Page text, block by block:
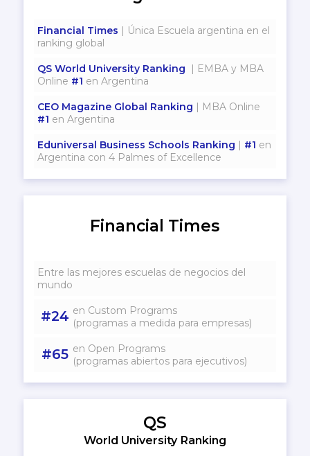
Financial Times | Única Escuela argentina en el
ranking global
QS World University Ranking
| EMBA y MBA
Online #1 en Argentina
CEO Magazine Global Ranking | MBA Online
#1 en Argentina
Eduniversal Business Schools Ranking | #1 en
Argentina con 4 Palmes of Excellence
Financial Times
Entre las mejores escuelas de negocios del
mundo
#24 en Custom Programs
(programas a medida para empresas)
#65 en Open Programs
(programas abiertos para ejecutivos)
QS
World University Ranking